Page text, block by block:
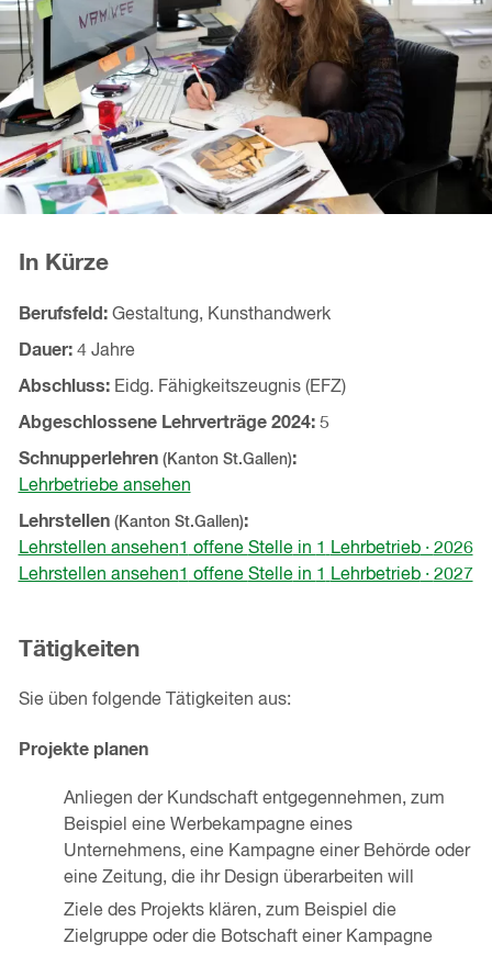
In Kürze
Berufsfeld
Gestaltung, Kunsthandwerk
Dauer 4 Jahre
Abschluss
Eidg. Fähigkeitszeugnis (EFZ)
Abgeschlossene Lehrverträge 2024 5
Schnupperlehren (Kanton St.Gallen)
Lehrbetriebe ansehen
Lehrstellen (Kanton St.Gallen)
Lehrstellen ansehen1 offene Stellein 1 Lehrbetrieb· 2026
Lehrstellen ansehen1 offene Stellein 1 Lehrbetrieb· 2027
Tätigkeiten
Sie üben folgende Tätigkeiten aus:
Projekte planen
Anliegen der Kundschaft entgegennehmen, zum
Beispiel eine Werbekampagne eines
Unternehmens, eine Kampagne einer Behörde oder
eine Zeitung, die ihr Design überarbeiten will
Ziele des Projekts klären, zum Beispiel die
Zielgruppe oder die Botschaft einer Kampagne